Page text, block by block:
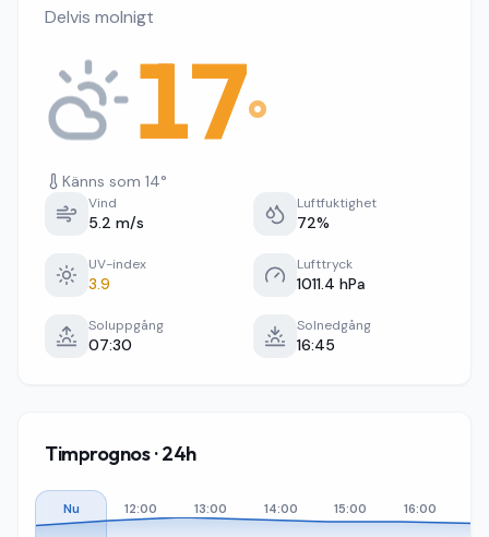
Delvis molnigt
17°
Känns som 14°
Vind
5.2 m/s
Luftfuktighet
72%
UV-index
3.9
Lufttryck
1011.4 hPa
Soluppgång
07:30
Solnedgång
16:45
Timprognos · 24h
Nu 12:00 13:00 14:00 15:00 16:00